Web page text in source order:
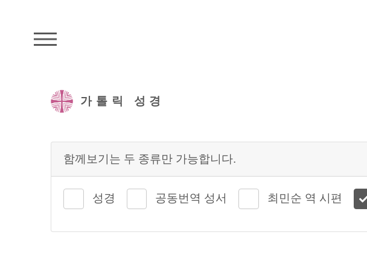
가톨릭 성경
함께보기는 두 종류만 가능합니다.
성경 공동번역 성서 최민순 역 시편